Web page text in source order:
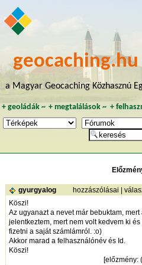
geocaching.hu
a Magyar Geocaching Közhasznú
+ geoládák~ +megtalálások ~ +
gyurgyalog hozzászólásai
Köszi!
Az ugyanazt a nevet már bebuktam,
jelentkeztem, mert nem volt kedvem ki
fizetni a saját számlámról. :o)
Akkor marad a felhasználónév és Id.
Köszi!
[előzmény: